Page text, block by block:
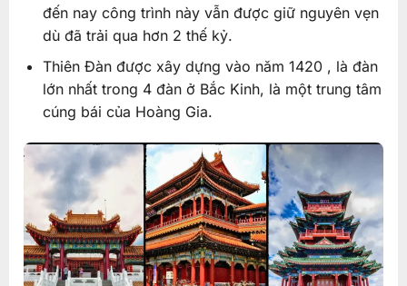
đến nay công trình này vẫn được giữ nguyên vẹn
dù đã trải qua hơn 2 thế kỷ.
Thiên Đàn được xây dựng vào năm 1420 , là đàn
lớn nhất trong 4 đàn ở Bắc Kinh, là một trung tâm
cúng bái của Hoàng Gia.